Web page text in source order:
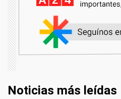
Noticias más leídas